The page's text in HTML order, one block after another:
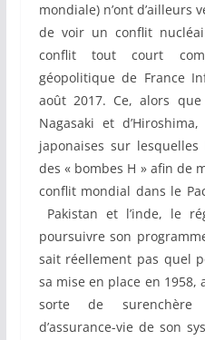
mondiale) n’ont
de voir un conflit
conflit tout court
géopolitique de France
août 2017. Ce, alors
Nagasaki et
japonaises sur
des « bombes H » afin de
conflit mondial dans le
Pakistan et l’inde, le
poursuivre son
sait réellement pas quel
sa mise en place en
sorte de
d’assurance-vie de son